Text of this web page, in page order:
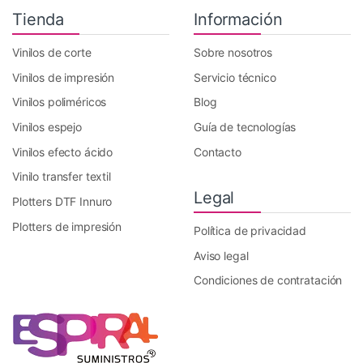
Tienda
Vinilos de corte
Vinilos de impresión
Vinilos poliméricos
Vinilos espejo
Vinilos efecto ácido
Vinilo transfer textil
Plotters DTF Innuro
Plotters de impresión
Información
Sobre nosotros
Servicio técnico
Blog
Guía de tecnologías
Contacto
Legal
Política de privacidad
Aviso legal
Condiciones de contratación